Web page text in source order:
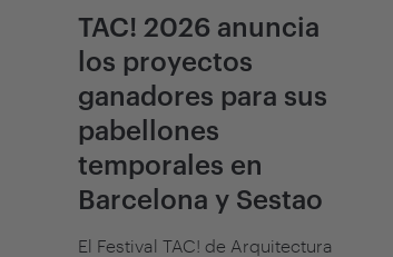
TAC! 2026 anuncia
los proyectos
ganadores para sus
pabellones
temporales en
Barcelona y Sestao
El Festival TAC! de Arquitectura